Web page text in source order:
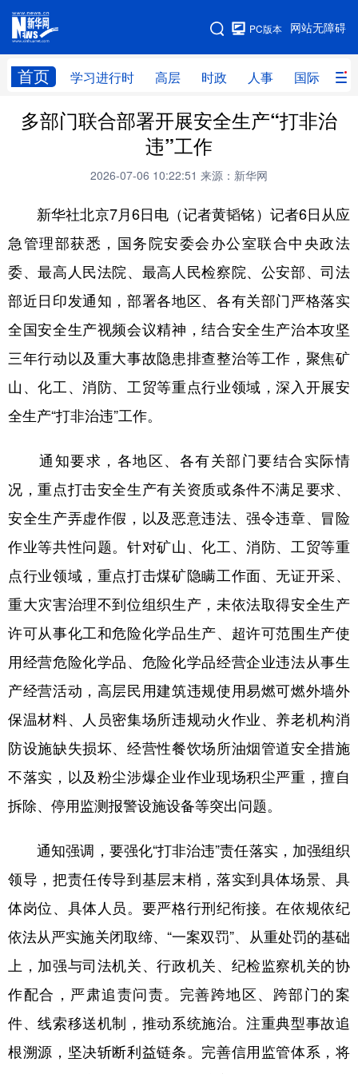
网站无障碍
PC版本
首页 学习进行时 高层 时政 人事 国际 财
网站地图
学习进行时 高层 时政 人事
财经 网评
科技 科创 量子 体育
文化 书画 健康 军事
法律 中央文件 金融 汽车
食品 人居 信息化 数字经济
学术中国 乡村振兴 银龄 溯源中国
城市 旅游
彩票 娱乐 时尚 悦读
公益 一带一路 亚太网 上市公司
文化产业
地方频道
浙江 安徽 福建 江西
山东 河南 湖北 湖南
广东 广西 海南 重庆
四川 贵州 云南 西藏
新疆 内蒙古 黑龙江
多语种频道
English Español Français عربى
Deutsch Português
多部门联合部署开展安全生产“打非治
违”工作
2026-07-06 10:22:51 来源：新华网
新华社北京7月6日电（记者黄韬铭）记者6日从应
急管理部获悉，国务院安委会办公室联合中央政法
委、最高人民法院、最高人民检察院、公安部、司法
部近日印发通知，部署各地区、各有关部门严格落实
全国安全生产视频会议精神，结合安全生产治本攻坚
三年行动以及重大事故隐患排查整治等工作，聚焦矿
山、化工、消防、工贸等重点行业领域，深入开展安
全生产“打非治违”工作。
通知要求，各地区、各有关部门要结合实际情
况，重点打击安全生产有关资质或条件不满足要求、
安全生产弄虚作假，以及恶意违法、强令违章、冒险
作业等共性问题。针对矿山、化工、消防、工贸等重
点行业领域，重点打击煤矿隐瞒工作面、无证开采、
重大灾害治理不到位组织生产，未依法取得安全生产
许可从事化工和危险化学品生产、超许可范围生产使
用经营危险化学品、危险化学品经营企业违法从事生
产经营活动，高层民用建筑违规使用易燃可燃外墙外
保温材料、人员密集场所违规动火作业、养老机构消
防设施缺失损坏、经营性餐饮场所油烟管道安全措施
不落实，以及粉尘涉爆企业作业现场积尘严重，擅自
拆除、停用监测报警设施设备等突出问题。
通知强调，要强化“打非治违”责任落实，加强组织
领导，把责任传导到基层末梢，落实到具体场景、具
体岗位、具体人员。要严格行刑纪衔接。在依规依纪
依法从严实施关闭取缔、“一案双罚”、从重处罚的基础
上，加强与司法机关、行政机关、纪检监察机关的协
作配合，严肃追责问责。完善跨地区、跨部门的案
件、线索移送机制，推动系统施治。注重典型事故追
根溯源，坚决斩断利益链条。完善信用监管体系，将